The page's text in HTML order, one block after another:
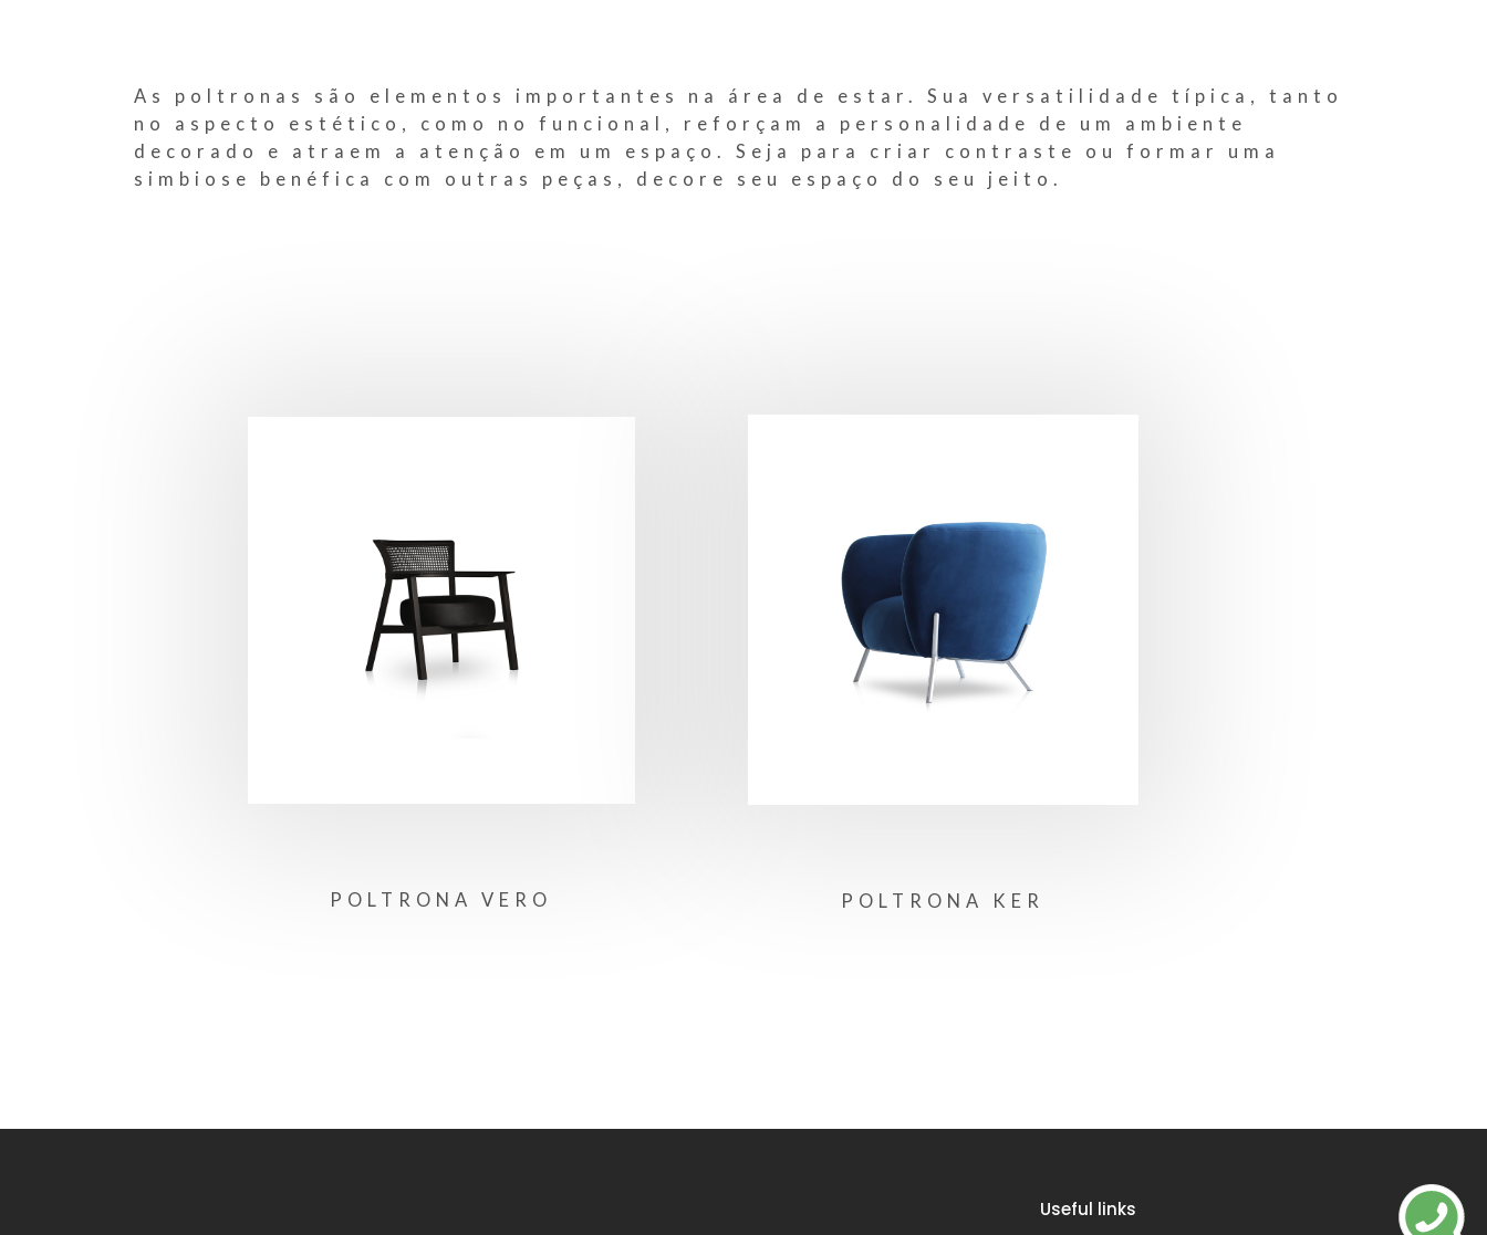
As poltronas são elementos importantes na área de estar. Sua versatilidade típica, tanto
no aspecto estético, como no funcional, reforçam a personalidade de um ambiente
decorado e atraem a atenção em um espaço. Seja para criar contraste ou formar uma
simbiose benéfica com outras peças, decore seu espaço do seu jeito.
POLTRONA VERO POLTRONA KER
Useful links